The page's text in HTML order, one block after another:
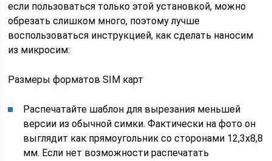
если пользоваться только этой установкой, можно
обрезать слишком много, поэтому лучше
воспользоваться инструкцией, как сделать наносим
из микросим:
Размеры форматов SIM карт
Распечатайте шаблон для вырезания меньшей
версии из обычной симки. Фактически на фото он
выглядит как прямоугольник со сторонами 12,3х8,8
мм. Если нет возможности распечатать